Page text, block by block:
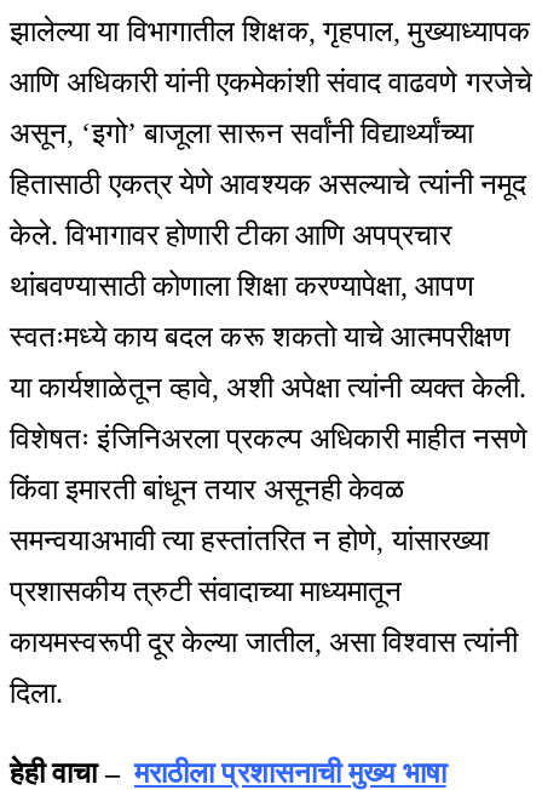
झालेल्या या विभागातील शिक्षक, गृहपाल, मुख्याध्यापक
आणि अधिकारी यांनी एकमेकांशी संवाद वाढवणे गरजेचे
असून, ‘इगो’ बाजूला सारून सर्वांनी विद्यार्थ्यांच्या
हितासाठी एकत्र येणे आवश्यक असल्याचे त्यांनी नमूद
केले. विभागावर होणारी टीका आणि अपप्रचार
थांबवण्यासाठी कोणाला शिक्षा करण्यापेक्षा, आपण
स्वतःमध्ये काय बदल करू शकतो याचे आत्मपरीक्षण
या कार्यशाळेतून व्हावे, अशी अपेक्षा त्यांनी व्यक्त केली.
विशेषतः इंजिनिअरला प्रकल्प अधिकारी माहीत नसणे
किंवा इमारती बांधून तयार असूनही केवळ
समन्वयाअभावी त्या हस्तांतरित न होणे, यांसारख्या
प्रशासकीय त्रुटी संवादाच्या माध्यमातून
कायमस्वरूपी दूर केल्या जातील, असा विश्वास त्यांनी
दिला.
हेही वाचा –मराठीला प्रशासनाची मुख्य भाषा